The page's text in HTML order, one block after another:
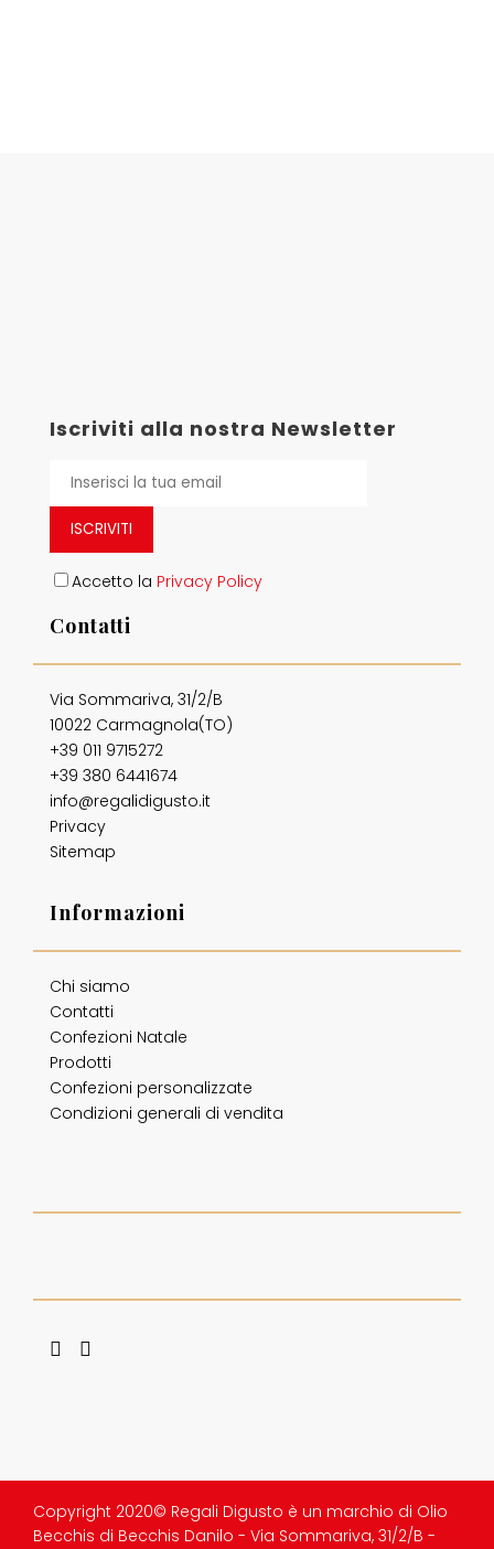
Iscriviti alla nostra Newsletter
ISCRIVITI
Accetto la Privacy Policy
Contatti
Via Sommariva, 31/2/B
10022 Carmagnola(TO)
+39 011 9715272
+39 380 6441674
info@regalidigusto.it
Privacy
Sitemap
Informazioni
Chi siamo
Contatti
Confezioni Natale
Prodotti
Confezioni personalizzate
Condizioni generali di vendita
Copyright 2020© Regali Digusto è un marchio di Olio
Becchis di Becchis Danilo - Via Sommariva, 31/2/B -